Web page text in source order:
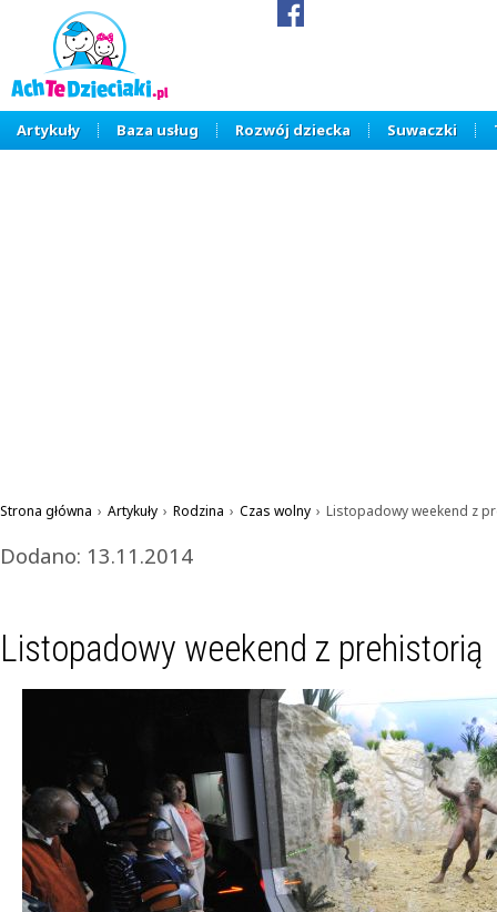
Artykuły Baza usług Rozwój dziecka Suwaczki
Strona główna › Artykuły › Rodzina › Czas wolny › Listopadowy weekend z
Dodano: 13.11.2014
Listopadowy weekend z prehistorią